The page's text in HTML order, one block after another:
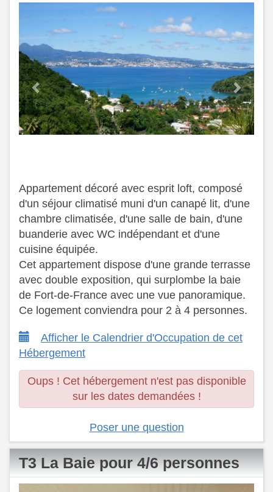
Appartement décoré avec esprit loft, composé
d'un séjour climatisé muni d'un canapé lit, d'une
chambre climatisée, d'une salle de bain, d'une
buanderie avec WC indépendant et d'une
cuisine équipée.
​ Cet appartement dispose d'une grande terrasse
avec double exposition, qui surplombe la baie
de Fort-de-France avec une vue panoramique.
​ Ce logement conviendra pour 2 à 4 personnes.
Afficher le Calendrier d'Occupation de cet
Hébergement
Oups ! Cet hébergement n'est pas disponible
sur les dates demandées !
Poser une question
T3 La Baie pour 4/6 personnes